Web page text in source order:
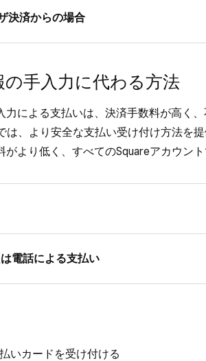
] にドラッグしてSquare POSレジアプ
とを確認します。
る際に、[ お会計
] をタップして決済を
の手入力
] をタップし、お客さまのカー
、請求先の郵便番号を入力します。
ップして、決済を完了します。
決済からの場合
ックします。
を手入力 ] のスイッチをオンに切り替え
る際に、[
の手入力に代わる方法
力による支払いは、決済手数料が高く
は、より安全な支払い受け付け方法を
がより低く、すべてのSquareアカウント
支払いを行える場合は、Squareハード
（EMV）、タッチ決済対応カード（
電話による支払い
での支払いを受け付けることができま
いカードを受け付ける